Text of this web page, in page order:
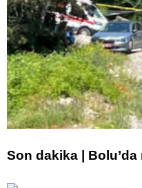
Son dakika |